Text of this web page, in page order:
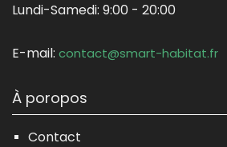
Lundi-Samedi: 9:00 - 20:00
E-mail: contact@smart-habitat.fr
À poropos
Contact